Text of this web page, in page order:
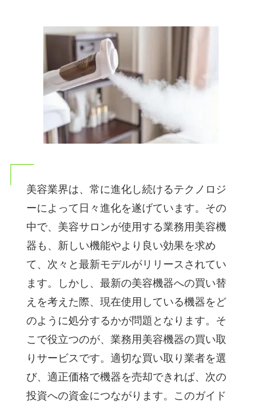
美容業界は、常に進化し続けるテクノロジ
ーによって日々進化を遂げています。その
中で、美容サロンが使用する業務用美容機
器も、新しい機能やより良い効果を求め
て、次々と最新モデルがリリースされてい
ます。しかし、最新の美容機器への買い替
えを考えた際、現在使用している機器をど
のように処分するかが問題となります。そ
こで役立つのが、業務用美容機器の買い取
りサービスです。適切な買い取り業者を選
び、適正価格で機器を売却できれば、次の
投資への資金につながります。このガイド